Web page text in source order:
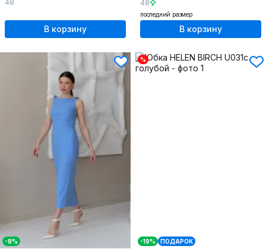
48
В корзину
48
последний размер
В корзину
-8%
%
-19% ПОДАРОК